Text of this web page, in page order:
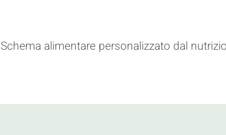
Schema alimentare personalizzato dal